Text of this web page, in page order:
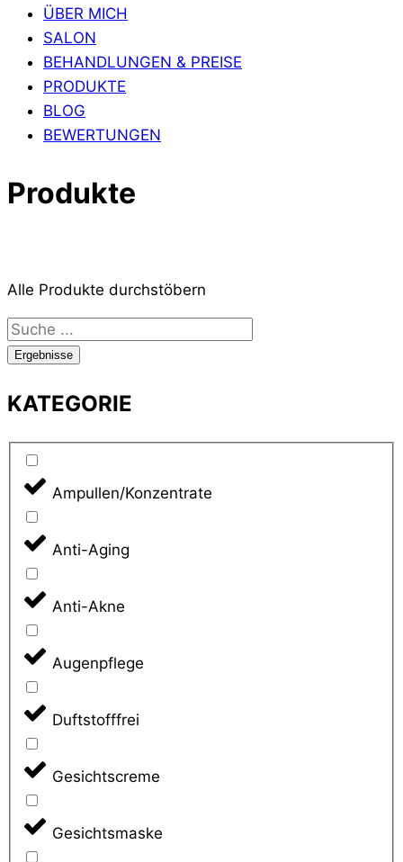
ÜBER MICH
SALON
BEHANDLUNGEN & PREISE
PRODUKTE
BLOG
BEWERTUNGEN
Produkte
Alle Produkte durchstöbern
Search
...Ergebnisse
KATEGORIE
Ampullen/Konzentrate
Anti-Aging
Anti-Akne
Augenpflege
Duftstofffrei
Gesichtscreme
Gesichtsmaske